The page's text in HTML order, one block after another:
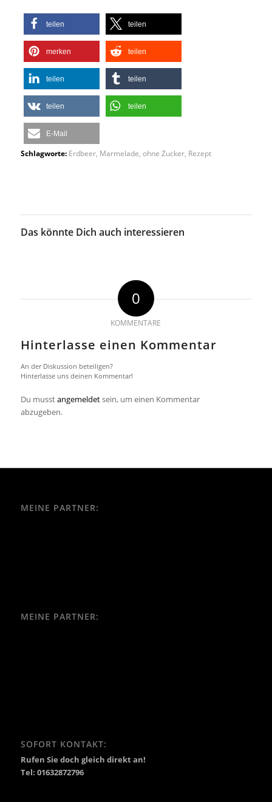
teilen teilen
merken teilen
teilen teilen
teilen teilen
E-Mail
Schlagworte: Erdbeer, Marmelade ohne Zucker, Rezept
Das könnte Dich auch interessieren
0
KOMMENTARE
Hinterlasse einen Kommentar
An der Diskussion beteiligen?
Hinterlasse uns deinen Kommentar!
Du musstangemeldetsein, um einen Kommentar
abzugeben.
MEINE PARTNER:
MEINE PARTNER:
SOFORT KONTAKT:
Rufen Sie doch gleich direkt an!
Tel: 01632872796